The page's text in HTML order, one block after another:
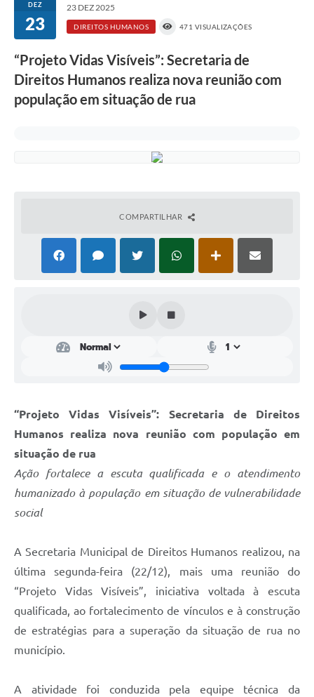
Notícias
Diário Oficial
Prestação de Contas
Contas Públicas
Audiências Públicas
Telefones Úteis
Emprega
Contato
DEZ
23
23 DEZ 2025
DIREITOS HUMANOS 471 VISUALIZAÇÕES
“Projeto Vidas Visíveis”: Secretaria de
Direitos Humanos realiza nova reunião com
população em situação de rua
COMPARTILHAR
“Projeto Vidas Visíveis”: Secretaria de Direitos
Humanos realiza nova reunião com população em
situação de rua
Ação fortalece a escuta qualificada e o atendimento
humanizado à população em situação de vulnerabilidade
social
A Secretaria Municipal de Direitos Humanos realizou, na
última segunda-feira (22/12), mais uma reunião do
“Projeto Vidas Visíveis”, iniciativa voltada à escuta
qualificada, ao fortalecimento de vínculos e à construção
de estratégias para a superação da situação de rua no
município.
A atividade foi conduzida pela equipe técnica da